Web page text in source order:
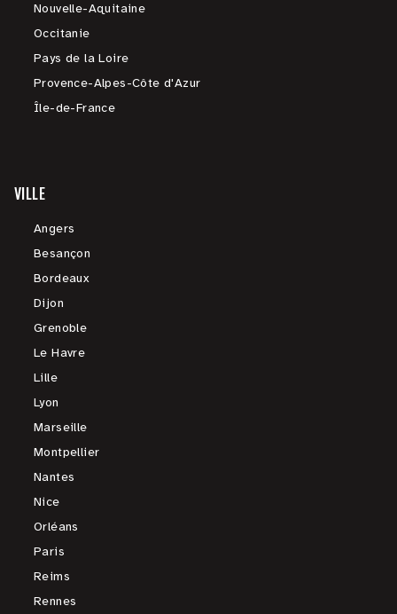
Nouvelle-Aquitaine
Occitanie
Pays de la Loire
Provence-Alpes-Côte d'Azur
Île-de-France
VILLE
Angers
Besançon
Bordeaux
Dijon
Grenoble
Le Havre
Lille
Lyon
Marseille
Montpellier
Nantes
Nice
Orléans
Paris
Reims
Rennes